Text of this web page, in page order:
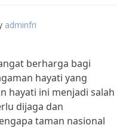
adminfri
berharga bagi
hayati yang
hayati ini menjadi salah
dijaga dan
taman nasional